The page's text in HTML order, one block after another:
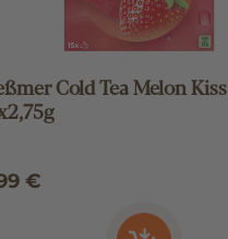
Cold Tea Melon Kiss
€